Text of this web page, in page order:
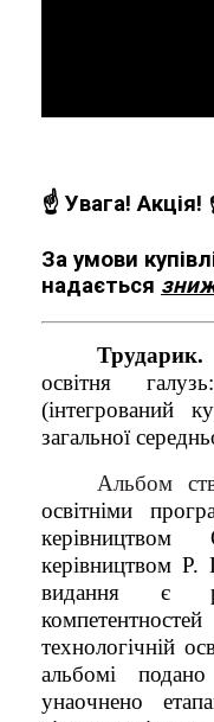
☝️ Увага!Акція!
За умови
надається
Трударик.
освітня
(інтегрований
загальної
Альбом
освітніми
керівництвом
видання є
технологічній
альбомі
унаочнено